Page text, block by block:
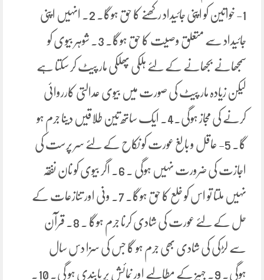
1- خواتین کو اپنی جائیداد رکھنے کا حق ہوگا۔ 2۔ انہیں اپنی
جائیداد سے متعلق وصیت کا حق ہوگا۔ 3۔ شوہر بیوی کو
سمجھانے بجھانے کے لئے ہلکی پھلکی مار پیٹ کر سکتا ہے
لیکن زیادہ مار پیٹ کی صورت میں بیوی عدالتی کارروائی
کرنے کی مجاز ہوگی۔4۔ ایک ساتھ تین طلاقیں دینا جرم ہو
گا۔ 5- عاقل و بالغ عورت کو نکاح کے لئے سر پرست کی
اجازت کی ضرورت نہیں ہوگی ۔ 6۔ اگر بیوی کو نان نفقہ
نہیں ملتا تو اس کو خلع کا حق ہوگا۔ 7۔ ونی اور تنازعات کے
حل کے لئے عورت کی شادی کرنا جرم ہوگا ۔ 8۔ قرآن
سے لڑکی کی شادی بھی جرم ہو گا جس کی سزا دس سال